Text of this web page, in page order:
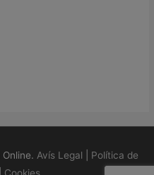
. Avís Legal
Política de
Cookies